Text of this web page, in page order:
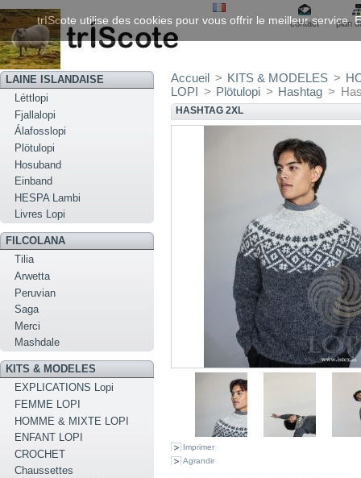
contact plan
LAINE ISLANDAISE
Léttlopi
Fjallalopi
Álafosslopi
Plötulopi
Hosuband
Einband
HESPA Lambi
Livres Lopi
FILCOLANA
Tilia
Arwetta
Peruvian
Saga
Merci
Mashdale
KITS & MODELES
EXPLICATIONS Lopi
FEMME LOPI
HOMME & MIXTE LOPI
ENFANT LOPI
CROCHET
Chaussettes
Accueil > KITS & MODELES >
LOPI > Plötulopi > Hashtag >
HASHTAG 2XL
Imprimer
Agrandir
trIScote utilise des cookies pour vous offrir le meilleur